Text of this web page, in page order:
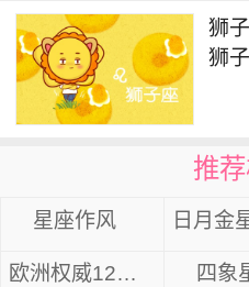
天秤座2024年7月详
7月12日，金星进入狮
个人的人际关系领域会
的时间可能会经常地参
于单身人士来说这也是
的好时机，可以借此机会
狮
狮
推
星座作风
欧洲权威12星座分析 四象